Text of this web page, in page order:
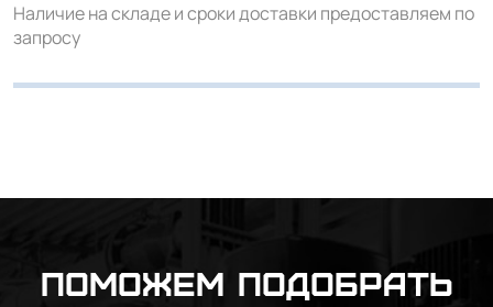
Наличие на складе и сроки доставки предоставляем по
запросу
Поможем подобрать